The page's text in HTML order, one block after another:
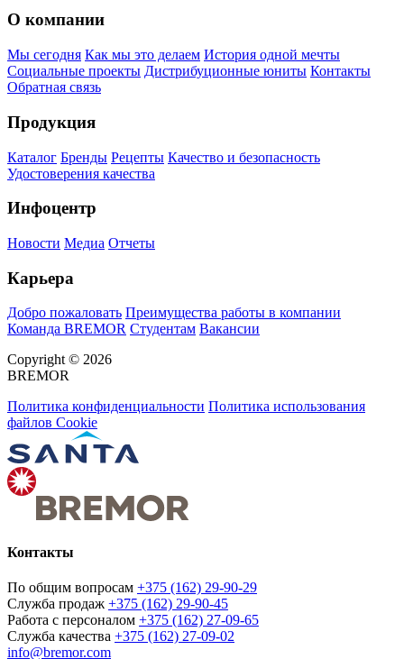
О компании
Мы сегодня Как мы это делаем История одной мечты
Социальные проекты Дистрибуционные юниты Контакты
Обратная связь
Продукция
Каталог Бренды Рецепты Качество и безопасность
Удостоверения качества
Инфоцентр
Новости Медиа Отчеты
Карьера
Добро пожаловать Преимущества работы в компании
Команда BREMOR Студентам Вакансии
Copyright © 2026
BREMOR
Политика конфиденциальности Политика использования
файлов Cookie
Контакты
По общим вопросам +375 (162) 29-90-29
Служба продаж +375 (162) 29-90-45
Работа с персоналом +375 (162) 27-09-65
Служба качества +375 (162) 27-09-02
info@bremor.com